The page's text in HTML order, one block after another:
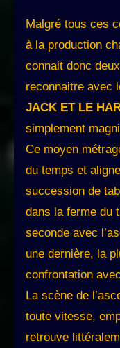
Malgré tous ces
à la production
connait donc
reconnaitre avec
JACK ET LE
simplement
Ce moyen
du temps et
succession de
dans la ferme du
seconde avec
une dernière, la
confrontation
La scène de
toute vitesse,
retrouve